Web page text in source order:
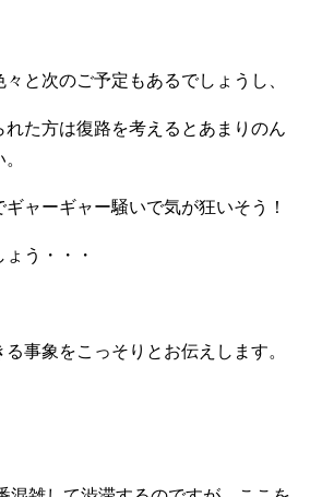
々と次のご予定もあるでしょうし、
れた方は復路を考えるとあまりのん
ギャーギャー騒いで気が狂いそう！
う・・・
事象をこっそりとお伝えします。